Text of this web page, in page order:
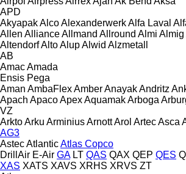
APD
AkyapakAlcoAlexanderwerkAlfa Laval
Allen AllianceAllmand Allround Almi Almig
AltendorfAltoAlupAlwid Alzmetall
AB
AmacAmada
Ensis Pega
Aman AmbaFlexAmberAnayakAndritz
Apach ApacoApexAquamakArboga
VZ
ArktoArku ArminiusArnottArol ArtecAsca
AG3
AstecAtlanticAtlas Copco
DrillAir E-Air GA LT QAS QAX QEP QES
XAS XATS XAVS XRHS XRVS ZT